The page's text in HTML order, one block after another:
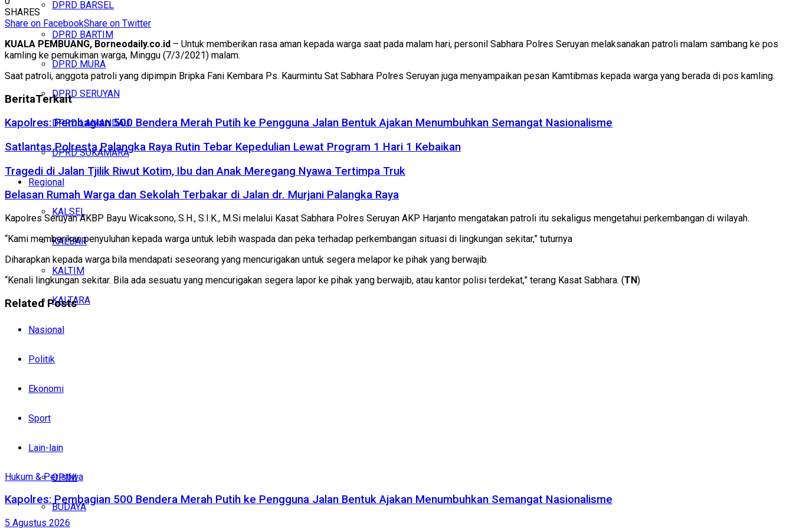
DPRD BARSEL
DPRD BARTIM
DPRD MURA
DPRD SERUYAN
DPRD LAMANDAU
DPRD SUKAMARA
Regional
KALSEL
KALBAR
KALTIM
KALTARA
Nasional
Politik
Ekonomi
Sport
Lain-lain
OPINI
BUDAYA
SHARES
Share on FacebookShare on Twitter
KUALA PEMBUANG, Borneodaily.co.id – Untuk memberikan rasa aman kepada warga saat pada malam hari, personil Sabhara Polres Seruyan melaksanakan patroli malam sambang ke pos
kamling ke pemukiman warga, Minggu (7/3/2021) malam.
Saat patroli, anggota patroli yang dipimpin Bripka Fani Kembara Ps. Kaurmintu Sat Sabhara Polres Seruyan juga menyampaikan pesan Kamtibmas kepada warga yang berada di pos kamling.
BeritaTerkait
Kapolres: Pembagian 500 Bendera Merah Putih ke Pengguna Jalan Bentuk Ajakan Menumbuhkan Semangat Nasionalisme
Satlantas Polresta Palangka Raya Rutin Tebar Kepedulian Lewat Program 1 Hari 1 Kebaikan
Tragedi di Jalan Tjilik Riwut Kotim, Ibu dan Anak Meregang Nyawa Tertimpa Truk
Belasan Rumah Warga dan Sekolah Terbakar di Jalan dr. Murjani Palangka Raya
Kapolres Seruyan AKBP Bayu Wicaksono, S.H., S.I.K., M.Si melalui Kasat Sabhara Polres Seruyan AKP Harjanto mengatakan patroli itu sekaligus mengetahui perkembangan di wilayah.
“Kami memberikan penyuluhan kepada warga untuk lebih waspada dan peka terhadap perkembangan situasi di lingkungan sekitar,” tuturnya
Diharapkan kepada warga bila mendapati seseorang yang mencurigakan untuk segera melapor ke pihak yang berwajib.
“Kenali lingkungan sekitar. Bila ada sesuatu yang mencurigakan segera lapor ke pihak yang berwajib, atau kantor polisi terdekat,” terang Kasat Sabhara. (TN)
RelatedPosts
Hukum & Peristiwa
Kapolres: Pembagian 500 Bendera Merah Putih ke Pengguna Jalan Bentuk Ajakan Menumbuhkan Semangat Nasionalisme
5 Agustus 2026